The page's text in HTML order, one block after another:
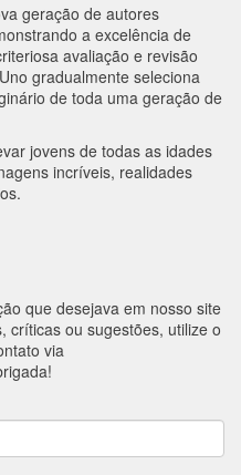
geração de autores
a excelência de
avaliação e revisão
gradualmente seleciona
de toda uma geração de
jovens de todas as idades
incríveis, realidades
que desejava em nosso site
críticas ou sugestões, utilize o
via